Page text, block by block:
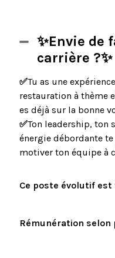
✨Envie de
carrière ?✨
✅Tu as une
restauration à thème
es déjà sur la bonne
✅Ton leadership, ton
énergie débordante
motiver ton équipe à
Ce poste évolutif
Rémunération selon